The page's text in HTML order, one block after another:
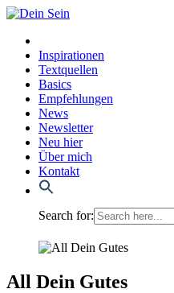
Inspirationen
Textquellen
Basics
Empfehlungen
News
Newsletter
Neu hier
Über mich
Kontakt
Search for:
All Dein Gutes